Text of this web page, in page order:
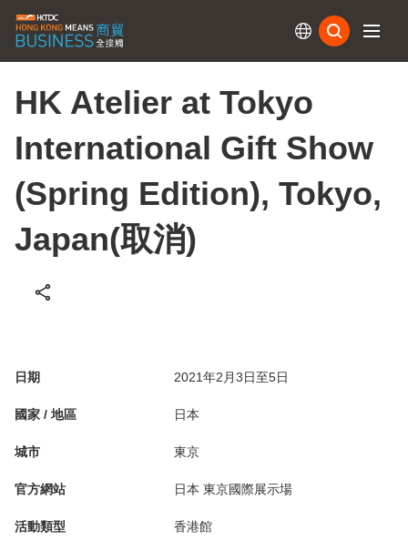
HK Atelier at Tokyo
International Gift Show
(Spring Edition), Tokyo,
Japan(取消)
日期 2021年2月3日至5日
國家 / 地區 日本
城市 東京
官方網站 日本 東京國際展示場
活動類型 香港館